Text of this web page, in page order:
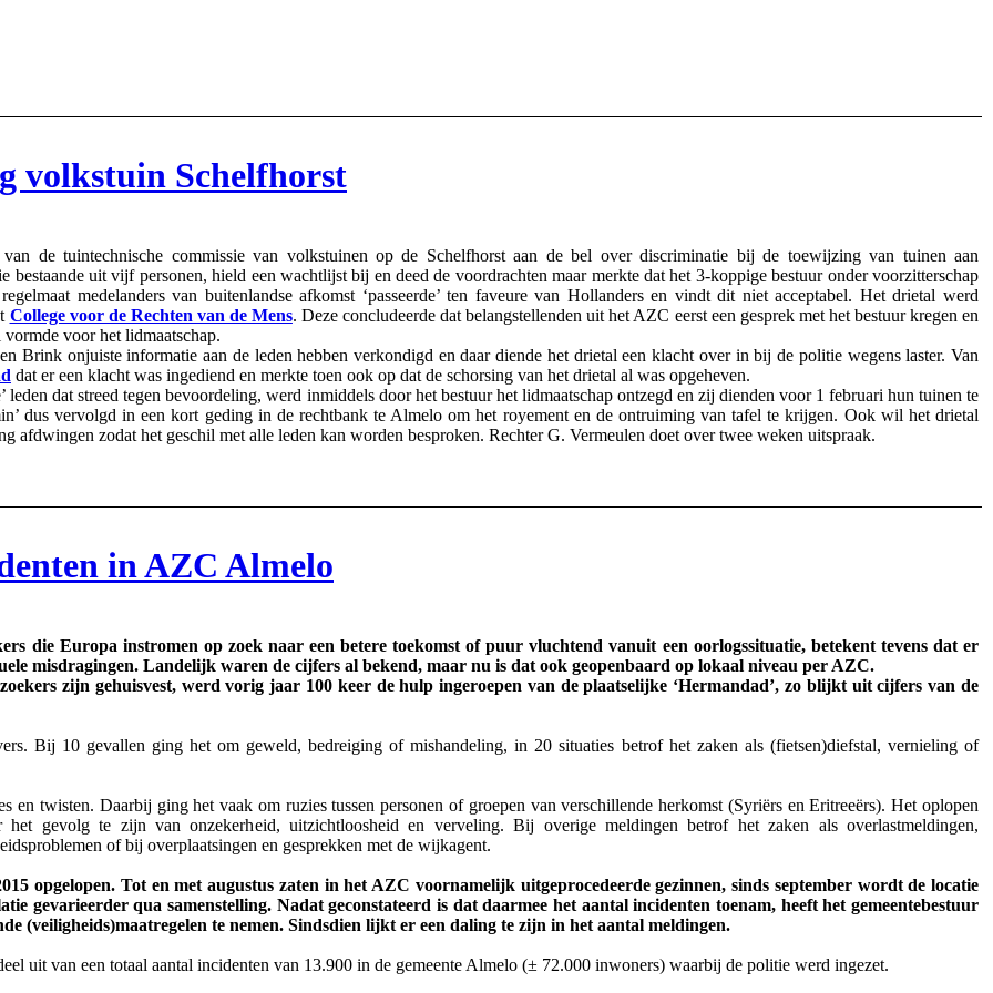
volkstuin Schelfhorst
de tuintechnische commissie van volkstuinen op de Schelfhorst aan de bel over discriminatie bij de toewijzing van tuinen aan
bestaande uit vijf personen, hield een wachtlijst bij en deed de voordrachten maar merkte dat het 3-koppige bestuur onder voorzitterschap
medelanders van buitenlandse afkomst ‘passeerde’ ten faveure van Hollanders en vindt dit niet acceptabel. Het drietal werd
College voor de Rechten van de Mens. Deze concludeerde dat belangstellenden uit het AZC eerst een gesprek met het bestuur kregen en
voor het lidmaatschap.
Brink onjuiste informatie aan de leden hebben verkondigd en daar diende het drietal een klacht over in bij de politie wegens laster. Van
dat er een klacht was ingediend en merkte toen ook op dat de schorsing van het drietal al was opgeheven.
leden dat streed tegen bevoordeling, werd inmiddels door het bestuur het lidmaatschap ontzegd en zij dienden voor 1 februari hun tuinen te
dus vervolgd in een kort geding in de rechtbank te Almelo om het royement en de ontruiming van tafel te krijgen. Ook wil het drietal
afdwingen zodat het geschil met alle leden kan worden besproken. Rechter G. Vermeulen doet over twee weken uitspraak.
in AZC Almelo
die Europa instromen op zoek naar een betere toekomst of puur vluchtend vanuit een oorlogssituatie, betekent tevens dat er
misdragingen. Landelijk waren de cijfers al bekend, maar nu is dat ook geopenbaard op lokaal niveau per AZC.
zijn gehuisvest, werd vorig jaar 100 keer de hulp ingeroepen van de plaatselijke ‘Hermandad’, zo blijkt uit cijfers van de
Bij 10 gevallen ging het om geweld, bedreiging of mishandeling, in 20 situaties betrof het zaken als (fietsen)diefstal, vernieling of
en twisten. Daarbij ging het vaak om ruzies tussen personen of groepen van verschillende herkomst (Syriërs en Eritreeërs). Het oplopen
gevolg te zijn van onzekerheid, uitzichtloosheid en verveling. Bij overige meldingen betrof het zaken als overlastmeldingen,
of bij overplaatsingen en gesprekken met de wijkagent.
opgelopen. Tot en met augustus zaten in het AZC voornamelijk uitgeprocedeerde gezinnen, sinds september wordt de locatie
gevarieerder qua samenstelling. Nadat geconstateerd is dat daarmee het aantal incidenten toenam, heeft het gemeentebestuur
(veiligheids)maatregelen te nemen. Sindsdien lijkt er een daling te zijn in het aantal meldingen.
uit van een totaal aantal incidenten van 13.900 in de gemeente Almelo (± 72.000 inwoners) waarbij de politie werd ingezet.